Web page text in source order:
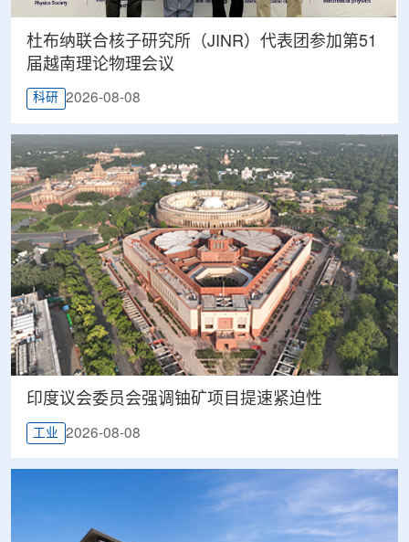
杜布纳联合核子研究所（JINR）代表团参加第51
届越南理论物理会议
科研 2026-08-08
印度议会委员会强调铀矿项目提速紧迫性
工业 2026-08-08